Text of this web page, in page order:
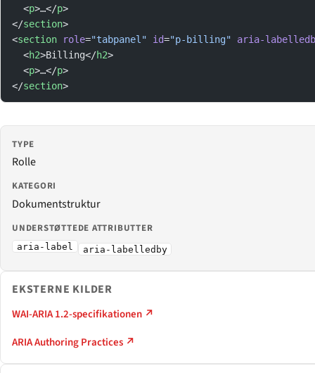
  <
p>…</p>
</section>
<section role="tabpanel" id="p-billing" aria-
  <
h2>Billing</h2>
  <
p>…</p>
</section>
TYPE
Rolle
KATEGORI
Dokumentstruktur
UNDERSTØTTEDE ATTRIBUTTER
aria-label aria-labelledby
EKSTERNE KILDER
WAI-ARIA 1.2-specifikationen ↗
ARIA Authoring Practices ↗